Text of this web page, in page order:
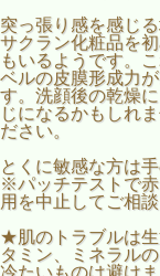
突っ張り感を感じ
サクラン化粧品を
もいるようです。
ベルの皮膜形成力
す。洗顔後の乾燥
じになるかもしれ
ださい。
とくに敏感な方は
※パッチテストで
用を中止してご相談
★肌のトラブルは
タミン、ミネラル
冷たいものは避け